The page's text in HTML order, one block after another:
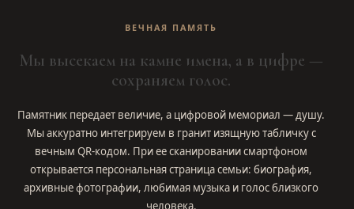
ВЕЧНАЯ ПАМЯТЬ
Мы высекаем на камне имена, а в цифре —
сохраняем голос.
Памятник передает величие, а цифровой мемориал — душу.
Мы аккуратно интегрируем в гранит изящную табличку с
вечным QR-кодом. При ее сканировании смартфоном
открывается персональная страница семьи: биография,
архивные фотографии, любимая музыка и голос близкого
человека.